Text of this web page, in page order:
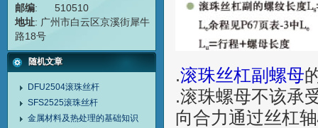
邮编: 510510
地址: 广州市白云区京溪街犀牛
路18号
随机文章
DFU2504滚珠丝杆
SFS2525滚珠丝杆
金属材料及热处理的基础知识
.滚珠丝杠副螺母
.滚珠螺母不该承
向合力通过丝杠